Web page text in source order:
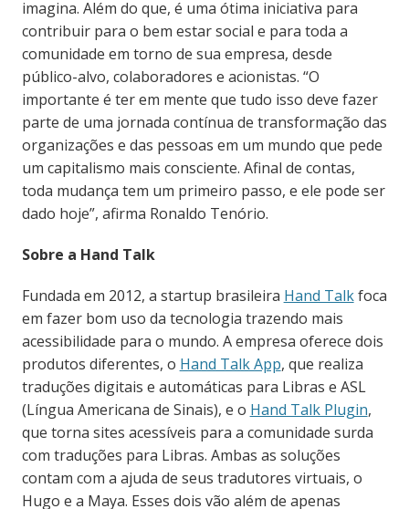
imagina. Além do que, é uma ótima iniciativa para
contribuir para o bem estar social e para toda a
comunidade em torno de sua empresa, desde
público-alvo, colaboradores e acionistas. “O
importante é ter em mente que tudo isso deve fazer
parte de uma jornada contínua de transformação das
organizações e das pessoas em um mundo que pede
um capitalismo mais consciente. Afinal de contas,
toda mudança tem um primeiro passo, e ele pode ser
dado hoje”, afirma Ronaldo Tenório.
Sobre a Hand Talk
Fundada em 2012, a startup brasileira Hand Talkfoca
em fazer bom uso da tecnologia trazendo mais
acessibilidade para o mundo. A empresa oferece dois
produtos diferentes, o Hand Talk App, que realiza
traduções digitais e automáticas para Libras e ASL
(Língua Americana de Sinais), e o Hand Talk Plugin,
que torna sites acessíveis para a comunidade surda
com traduções para Libras. Ambas as soluções
contam com a ajuda de seus tradutores virtuais, o
Hugo e a Maya. Esses dois vão além de apenas